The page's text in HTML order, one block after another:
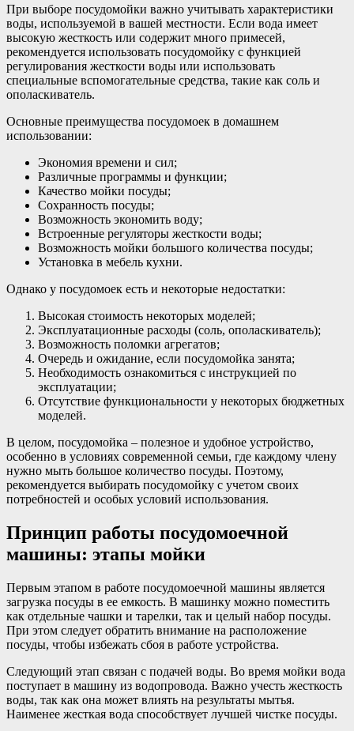
При выборе посудомойки важно учитывать характеристики
воды, используемой в вашей местности. Если вода имеет
высокую жесткость или содержит много примесей,
рекомендуется использовать посудомойку с функцией
регулирования жесткости воды или использовать
специальные вспомогательные средства, такие как соль и
ополаскиватель.
Основные преимущества посудомоек в домашнем
использовании:
Экономия времени и сил;
Различные программы и функции;
Качество мойки посуды;
Сохранность посуды;
Возможность экономить воду;
Встроенные регуляторы жесткости воды;
Возможность мойки большого количества посуды;
Установка в мебель кухни.
Однако у посудомоек есть и некоторые недостатки:
Высокая стоимость некоторых моделей;
Эксплуатационные расходы (соль, ополаскиватель);
Возможность поломки агрегатов;
Очередь и ожидание, если посудомойка занята;
Необходимость ознакомиться с инструкцией по
эксплуатации;
Отсутствие функциональности у некоторых бюджетных
моделей.
В целом, посудомойка – полезное и удобное устройство,
особенно в условиях современной семьи, где каждому члену
нужно мыть большое количество посуды. Поэтому,
рекомендуется выбирать посудомойку с учетом своих
потребностей и особых условий использования.
Принцип работы посудомоечной
машины: этапы мойки
Первым этапом в работе посудомоечной машины является
загрузка посуды в ее емкость. В машинку можно поместить
как отдельные чашки и тарелки, так и целый набор посуды.
При этом следует обратить внимание на расположение
посуды, чтобы избежать сбоя в работе устройства.
Следующий этап связан с подачей воды. Во время мойки вода
поступает в машину из водопровода. Важно учесть жесткость
воды, так как она может влиять на результаты мытья.
Наименее жесткая вода способствует лучшей чистке посуды.